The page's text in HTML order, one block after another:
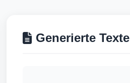
Generierte Texte